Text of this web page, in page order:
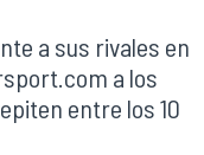
a sus rivales en
a los
entre los 10